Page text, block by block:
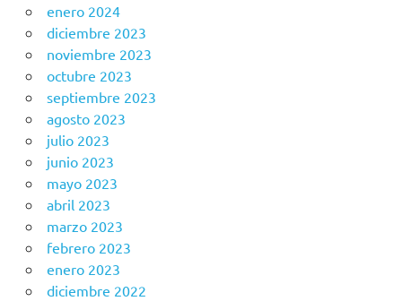
enero 2024
diciembre 2023
noviembre 2023
octubre 2023
septiembre 2023
agosto 2023
julio 2023
junio 2023
mayo 2023
abril 2023
marzo 2023
febrero 2023
enero 2023
diciembre 2022